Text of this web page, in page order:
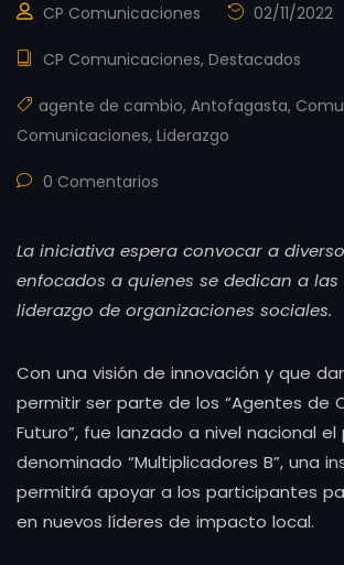
CP Comunicaciones 02/11/2022
CP Comunicaciones, Destacados
agente de cambio, Antofagasta,
Comunicaciones, Liderazgo
0 Comentarios
La iniciativa espera convocar a
enfocados a quienes se dedican a las
liderazgo de organizaciones sociales.
Con una visión de innovación y que
permitir ser parte de los “Agentes de
Futuro”, fue lanzado a nivel nacional
denominado “Multiplicadores B”, una
permitirá apoyar a los participantes
en nuevos líderes de impacto local.